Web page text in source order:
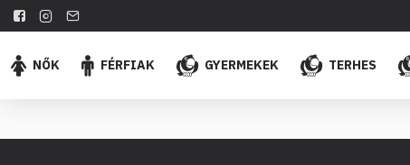
NŐK FÉRFIAK GYERMEKEK TERHES